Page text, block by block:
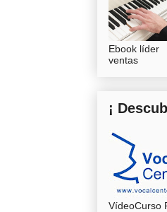
Ebook líder
ventas
¡
VídeoCurso